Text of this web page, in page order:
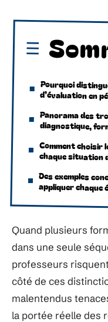
Pourquoi
d’évaluation en
Panorama des
diagnostique,
Comment choisir
chaque situation
Des exemples
appliquer chaque
Quand plusieurs
dans une seule
professeurs
côté de ces
malentendus
la portée réelle des